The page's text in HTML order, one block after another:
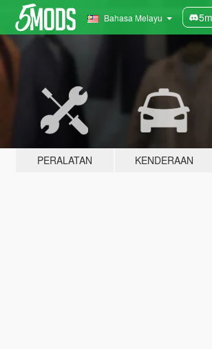
Bahasa Melayu
PERALATAN KENDERAAN